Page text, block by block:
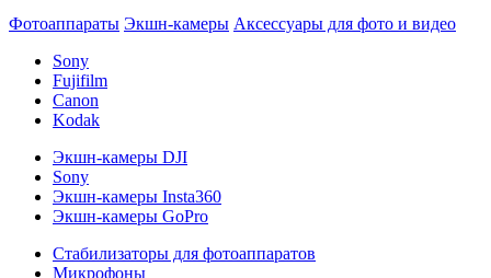
Фотоаппараты Экшн-камеры Аксессуары для фото и видео
Sony
Fujifilm
Canon
Kodak
Экшн-камеры DJI
Sony
Экшн-камеры Insta360
Экшн-камеры GoPro
Стабилизаторы для фотоаппаратов
Микрофоны